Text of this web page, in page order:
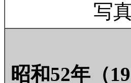
写
昭和52年（